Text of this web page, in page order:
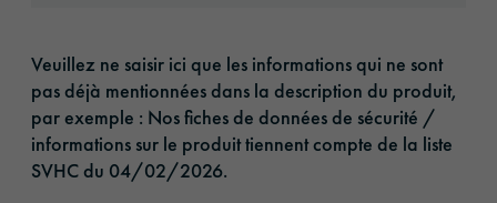
Veuillez ne saisir ici que les informations qui ne sont
pas déjà mentionnées dans la description du produit,
par exemple : Nos fiches de données de sécurité /
informations sur le produit tiennent compte de la liste
SVHC du 04/02/2026.